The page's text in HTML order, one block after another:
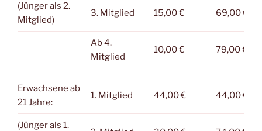
(Jünger als 2.
Mitglied)
3. Mitglied 15,00 € 69,00 €
Ab 4.
Mitglied
10,00 € 79,00 €
Erwachsene ab
21 Jahre:
1. Mitglied 44,00 € 44,00 €
(Jünger als 1.